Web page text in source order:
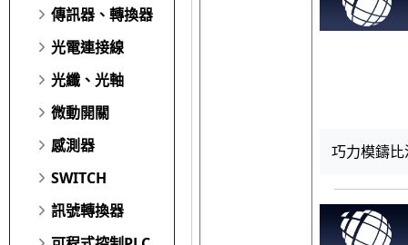
傳訊器、轉換器
光電連接線
光纖、光軸
微動開關
感測器
SWITCH
訊號轉換器
巧力模鑄